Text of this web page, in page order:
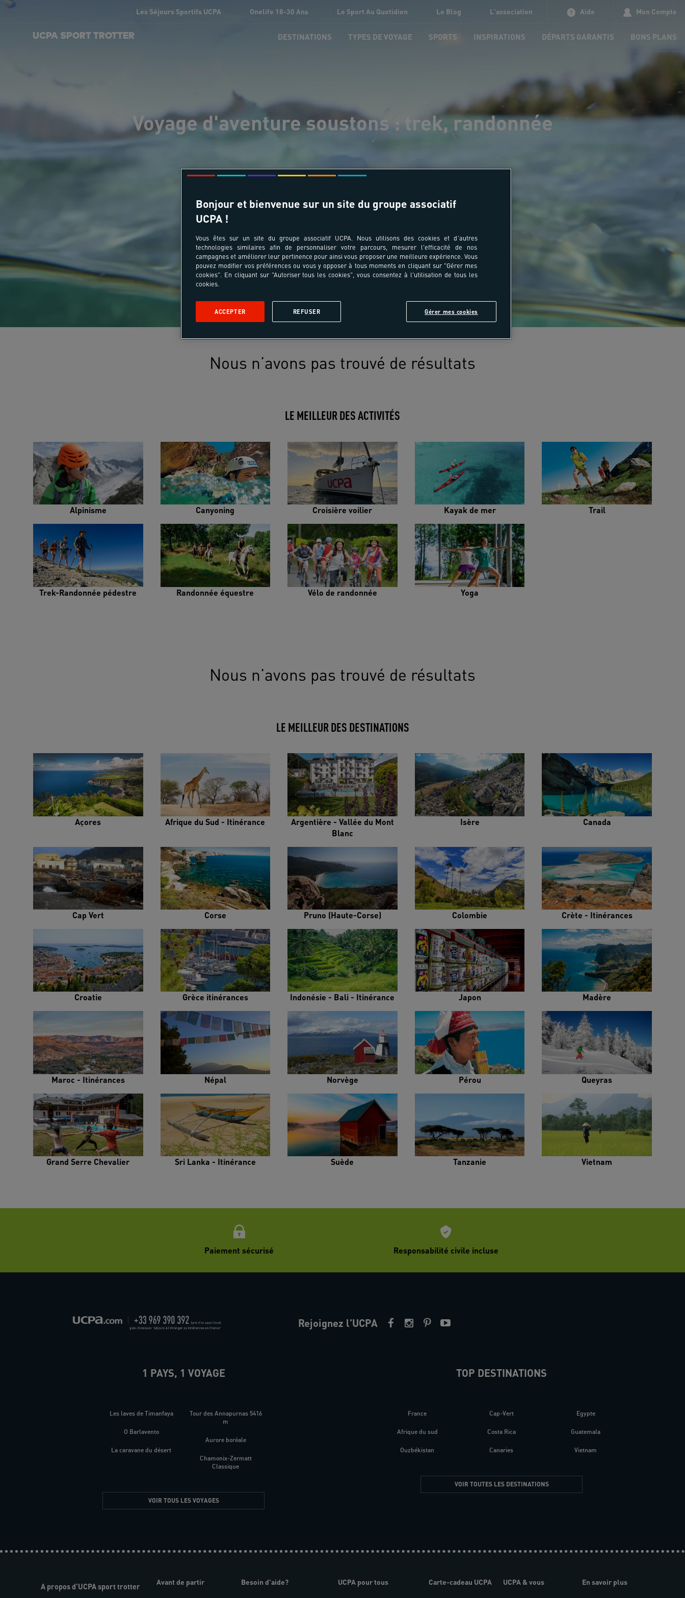
Les Séjours Sportifs UCPA Onelife 18-30 Ans Le Sport Au Quotidien Le Blog L'association Aide Mon Compte
UCPA SPORT TROTTER DESTINATIONS TYPES DE VOYAGE SPORTS INSPIRATIONS DÉPARTS GARANTIS BONS PLANS
Voyage d'aventure soustons : trek, randonnée
Nous n’avons pas trouvé de résultats
LE MEILLEUR DES ACTIVITÉS
Alpinisme Canyoning Croisière voilier Kayak de mer Trail
Trek-Randonnée pédestre Randonnée équestre Vélo de randonnée Yoga
Nous n’avons pas trouvé de résultats
LE MEILLEUR DES DESTINATIONS
Açores Afrique du Sud - Itinérance
Argentière - Vallée du Mont
Blanc
Isère Canada
Cap Vert Corse Pruno (Haute-Corse) Colombie Crète - Itinérances
Croatie Grèce itinérances Indonésie - Bali - Itinérance Japon Madère
Maroc - Itinérances Népal Norvège Pérou Queyras
Grand Serre Chevalier Sri Lanka - Itinérance Suède Tanzanie Vietnam
Paiement sécurisé Responsabilité civile incluse
Rejoignez l'UCPA
1 PAYS, 1 VOYAGE
Les laves de Timanfaya
O Barlavento
La caravane du désert
Tour des Annapurnas 5416
m
Aurore boréale
Chamonix-Zermatt
Classique
VOIR TOUS LES VOYAGES
TOP DESTINATIONS
France
Afrique du sud
Ouzbékistan
Cap-Vert
Costa Rica
Canaries
Egypte
Guatemala
Vietnam
VOIR TOUTES LES DESTINATIONS
A propos d'UCPA sport trotter
Avant de partir Besoin d'aide? UCPA pour tous Carte-cadeau UCPA UCPA & vous En savoir plus
Bonjour et bienvenue sur un site du groupe associatif
UCPA !
Vous êtes sur un site du groupe associatif UCPA. Nous utilisons des cookies et d'autres
technologies similaires afin de personnaliser votre parcours, mesurer l'efficacité de nos
campagnes et améliorer leur pertinence pour ainsi vous proposer une meilleure expérience. Vous
pouvez modifier vos préférences ou vous y opposer à tous moments en cliquant sur "Gérer mes
cookies". En cliquant sur "Autoriser tous les cookies", vous consentez à l'utilisation de tous les
cookies.
Gérer mes cookies
REFUSER
ACCEPTER